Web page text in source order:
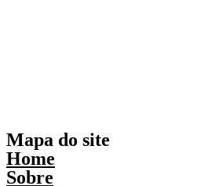
Mapa do site
Home
Sobre